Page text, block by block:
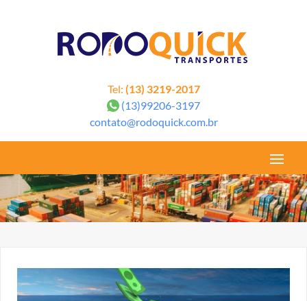
Tel: (13) 3219-2017
(13)99206-3197
contato@rodoquick.com.br